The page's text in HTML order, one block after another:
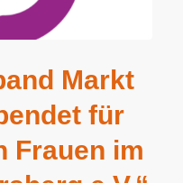
Markt
für
Frauen im